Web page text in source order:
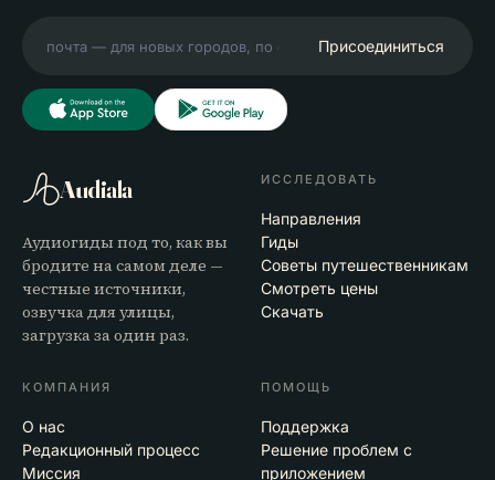
Присоединиться
Audiala
Аудиогиды под то, как вы
бродите на самом деле —
честные источники,
озвучка для улицы,
загрузка за один раз.
ИССЛЕДОВАТЬ
Направления
Гиды
Советы путешественникам
Смотреть цены
Скачать
КОМПАНИЯ
О нас
Редакционный процесс
Миссия
ПОМОЩЬ
Поддержка
Решение проблем с
приложением